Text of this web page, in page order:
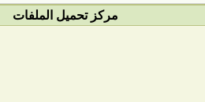
مركز تحميل الملفات